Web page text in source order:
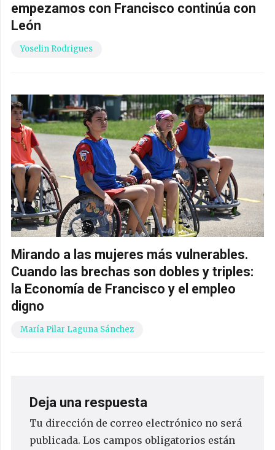
empezamos con Francisco continúa con
León
Yoselin Rodrigues
Mirando a las mujeres más vulnerables.
Cuando las brechas son dobles y triples:
la Economía de Francisco y el empleo
digno
María Pilar Laguna Sánchez
Deja una respuesta
Tu dirección de correo electrónico no será
publicada. Los campos obligatorios están